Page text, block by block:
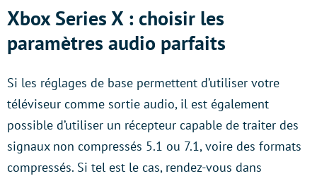
Xbox Series X : choisir les
paramètres audio parfaits
Si les réglages de base permettent d’utiliser votre
téléviseur comme sortie audio, il est également
possible d’utiliser un récepteur capable de traiter des
signaux non compressés 5.1 ou 7.1, voire des formats
compressés. Si tel est le cas, rendez-vous dans